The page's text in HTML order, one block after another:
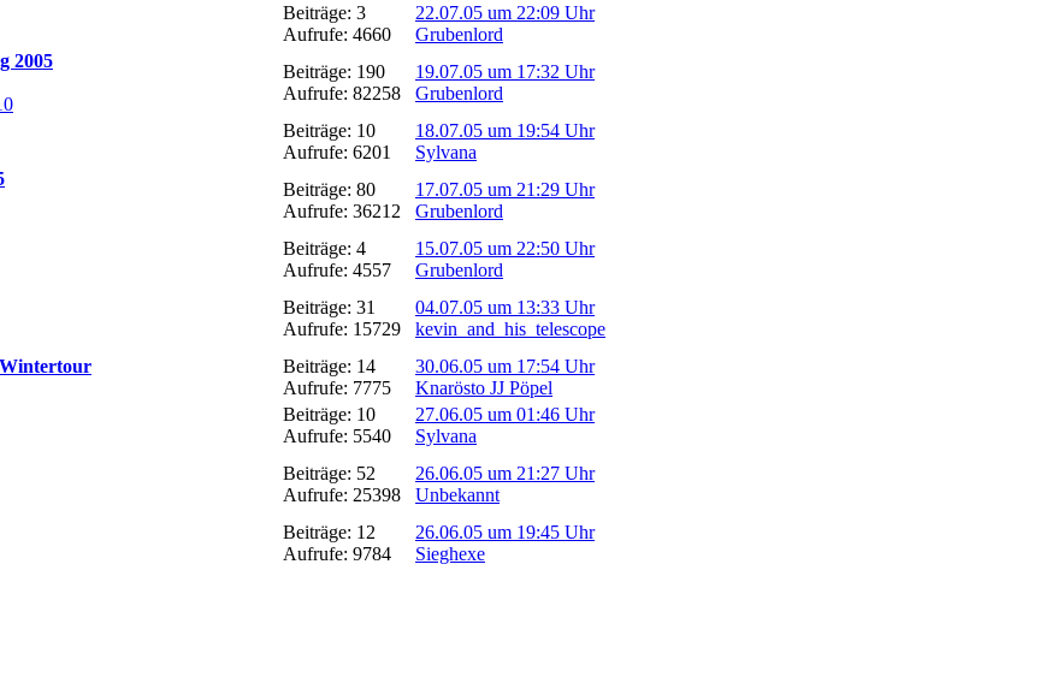
Beiträge: 3
Aufrufe: 4660
22.07.05 um 22:09 Uhr
Grubenlord
2005
Beiträge: 190
Aufrufe: 82258
19.07.05 um 17:32 Uhr
Grubenlord
Beiträge: 10
Aufrufe: 6201
18.07.05 um 19:54 Uhr
Sylvana
Beiträge: 80
Aufrufe: 36212
17.07.05 um 21:29 Uhr
Grubenlord
Beiträge: 4
Aufrufe: 4557
15.07.05 um 22:50 Uhr
Grubenlord
Beiträge: 31
Aufrufe: 15729
04.07.05 um 13:33 Uhr
kevin_and_his_telescope
Beiträge: 14
Aufrufe: 7775
30.06.05 um 17:54 Uhr
Knarösto JJ Pöpel
Beiträge: 10
Aufrufe: 5540
27.06.05 um 01:46 Uhr
Sylvana
Beiträge: 52
Aufrufe: 25398
26.06.05 um 21:27 Uhr
Unbekannt
Beiträge: 12
Aufrufe: 9784
26.06.05 um 19:45 Uhr
Sieghexe